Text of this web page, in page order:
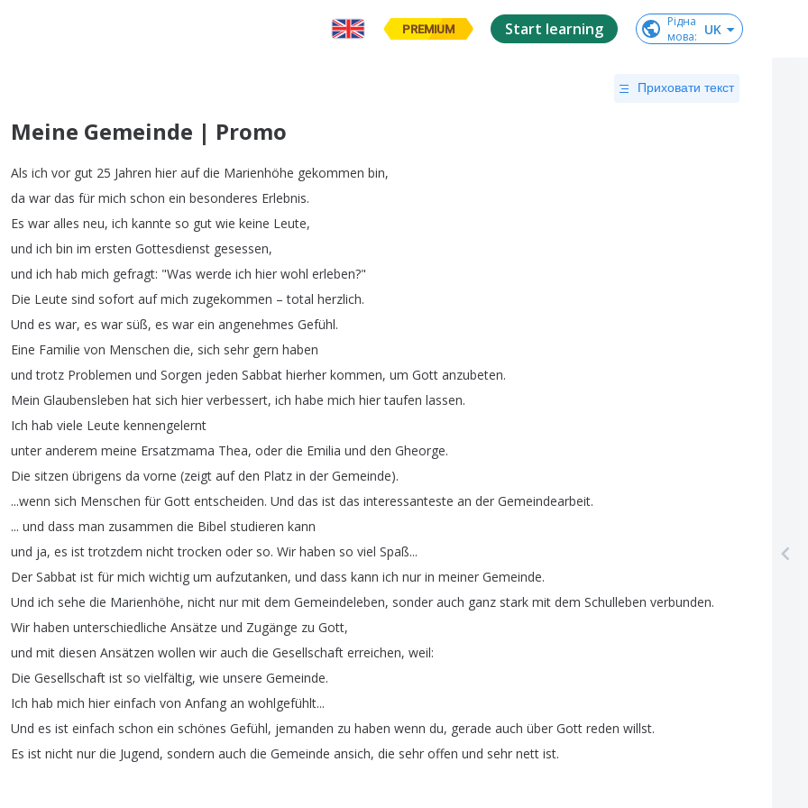
PREMIUM Start learning
Рідна
мова: UK
Приховати текст
Meine Gemeinde | Promo
Als ich vor gut 25 Jahren hier auf die Marienhöhe gekommen bin,
da war das für mich schon ein besonderes Erlebnis.
Es war alles neu, ich kannte so gut wie keine Leute,
und ich bin im ersten Gottesdienst gesessen,
und ich hab mich gefragt: "Was werde ich hier wohl erleben?"
Die Leute sind sofort auf mich zugekommen –total herzlich.
Und es war, es war süß, es war ein angenehmes Gefühl.
Eine Familie von Menschen die, sich sehr gern haben
und trotz Problemen und Sorgen jeden Sabbat hierher kommen, um Gott anzubeten.
Mein Glaubensleben hat sich hier verbessert, ich habe mich hier taufen lassen.
Ich hab viele Leute kennengelernt
unter anderem meine Ersatzmama Thea, oder die Emilia und den Gheorge.
Die sitzen übrigens da vorne (zeigt auf den Platz in der Gemeinde).
...wenn sich Menschen für Gott entscheiden. Und das ist das interessanteste an der Gemeindearbeit.
... und dass man zusammen die Bibel studieren kann
und ja, es ist trotzdem nicht trocken oder so. Wir haben so viel Spaß...
Der Sabbat ist für mich wichtig um aufzutanken, und dass kann ich nur in meiner Gemeinde.
Und ich sehe die Marienhöhe, nicht nur mit dem Gemeindeleben, sonder auch ganz stark mit dem Schulleben verbunden.
Wir haben unterschiedliche Ansätze und Zugänge zu Gott,
und mit diesen Ansätzen wollen wir auch die Gesellschaft erreichen, weil:
Die Gesellschaft ist so vielfältig, wie unsere Gemeinde.
Ich hab mich hier einfach von Anfang an wohlgefühlt...
Und es ist einfach schon ein schönes Gefühl, jemanden zu haben wenn du, gerade auch über Gott reden willst.
Es ist nicht nur die Jugend, sondern auch die Gemeinde ansich, die sehr offen und sehr nett ist.